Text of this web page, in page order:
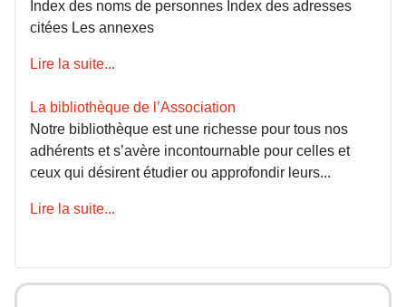
Index des noms de personnes Index des adresses
citées Les annexes
Lire la suite...
La bibliothèque de l’Association
Notre bibliothèque est une richesse pour tous nos
adhérents et s’avère incontournable pour celles et
ceux qui désirent étudier ou approfondir leurs...
Lire la suite...